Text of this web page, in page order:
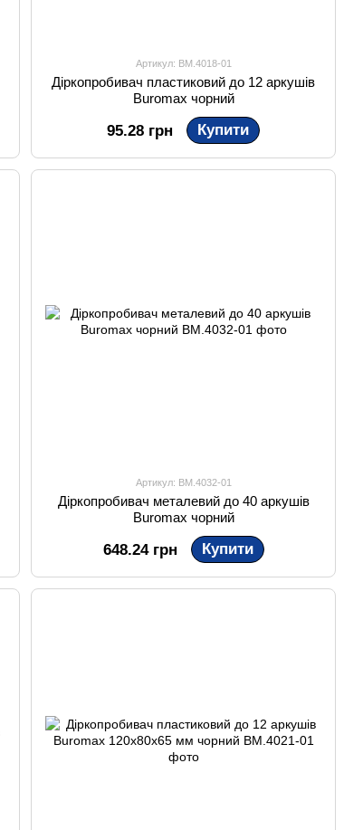
Артикул: BM.4018-01
Діркопробивач пластиковий до 12 аркушів
Buromax чорний
95.28 грн Купити
Артикул: BM.4032-01
Діркопробивач металевий до 40 аркушів
Buromax чорний
648.24 грн Купити